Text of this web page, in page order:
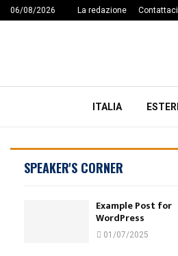
06/08/2026 La redazione Contattaci
ITALIA ESTERI
SPEAKER'S CORNER
Example Post for
WordPress
01/07/2025